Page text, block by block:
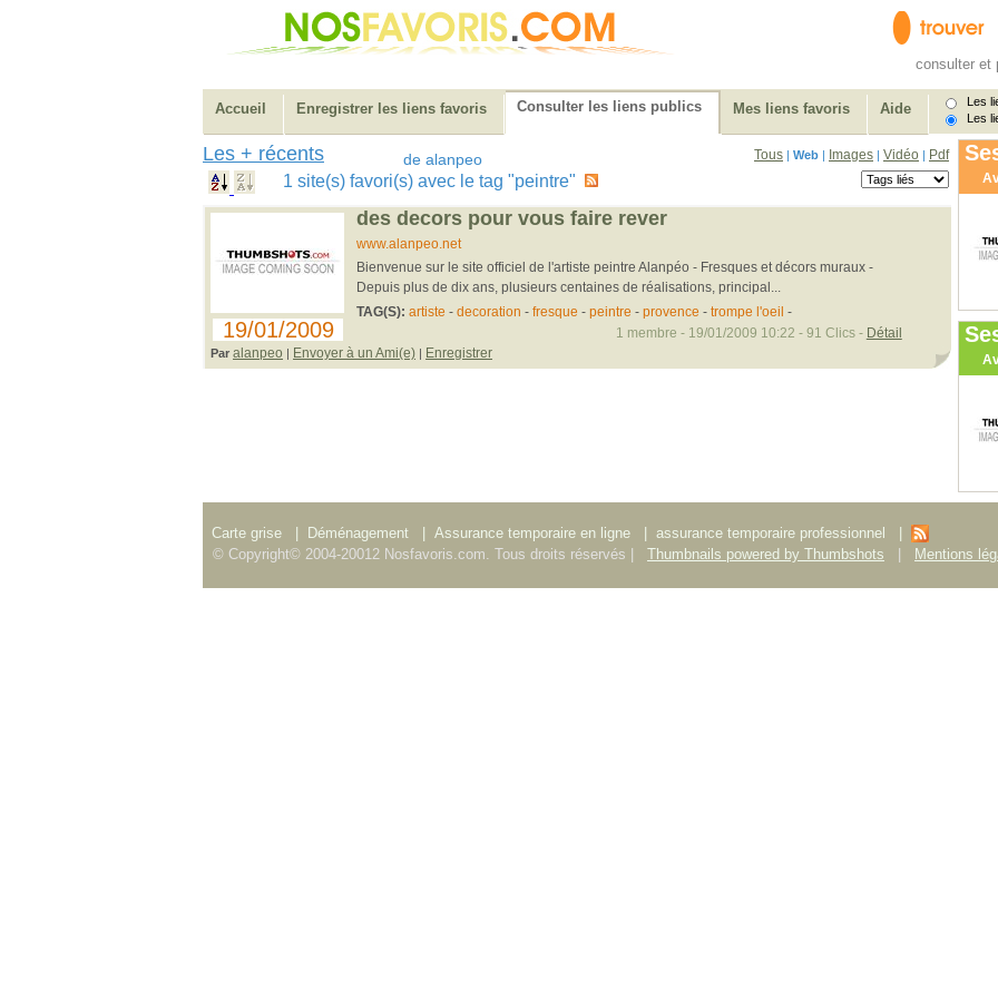
consulter et
Accueil Enregistrer les liens favoris Consulter les liens publics Mes liens favoris Aide
Les
Les
Les + récents de alanpeo Tous | Web | Images | Vidéo | Pdf
1 site(s) favori(s) avec le tag "peintre"
19/01/2009
des decors pour vous faire rever
www.alanpeo.net
Bienvenue sur le site officiel de l'artiste peintre Alanpéo - Fresques et décors muraux -
Depuis plus de dix ans, plusieurs centaines de réalisations, principal...
TAG(S): artiste - decoration - fresque - peintre - provence - trompe l'oeil -
Par alanpeo | Envoyer à un Ami(e) | Enregistrer
1 membre - 19/01/2009 10:22 - 91 Clics - Détail
Carte grise Déménagement Assurance temporaire en ligne assurance temporaire professionnel
© Copyright© 2004-20012 Nosfavoris.com. Tous droits réservés |
Thumbnails powered by Thumbshots Mentions